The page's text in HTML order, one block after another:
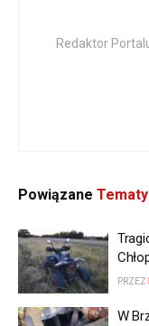
Redaktor
Powiązane Tematy
PRZEZ
W